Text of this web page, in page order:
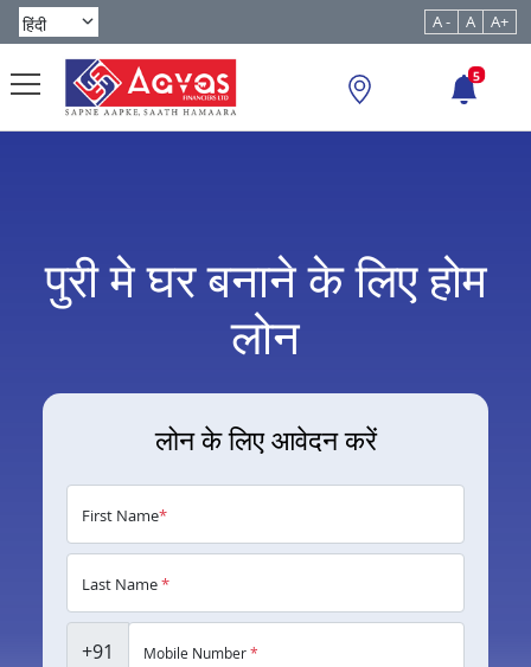
A - A A+
5
पुरी मे घर बनाने के लिए होम
लोन
लोन के लिए आवेदन करें
First Name*
Last Name*
+91 Mobile Number*